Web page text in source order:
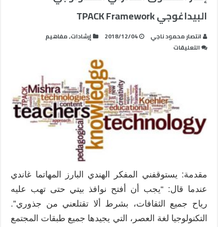
البيداغوجي TPACK Framework
انتصار محمود ناجي 2018/12/04 إرشادات,مفاهيم
التعليقات
التكنولوجي
البيداغوجي
TPACK
Framework
مقدمة: يستوقفني المفكر الهندي البارز المهاتما غاندي
عندما قال: “يجب أن أفتح نوافذ بيتي حتى تهب عليه
رياح جميع الثقافات، بشرط ألا تقتلعني من جذوري”.
التكنولوجيا لغة العصر، التي يجيدها جميع طبقات المجتمع